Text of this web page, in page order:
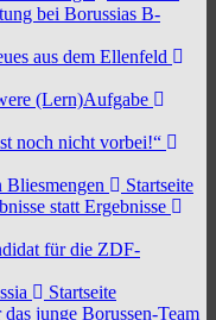
bei Borussias B-
aus dem Ellenfeld
(Lern)Aufgabe
noch nicht vorbei!“
Bliesmengen
Startseite
statt Ergebnisse
für die ZDF-
Startseite
junge Borussen-Team